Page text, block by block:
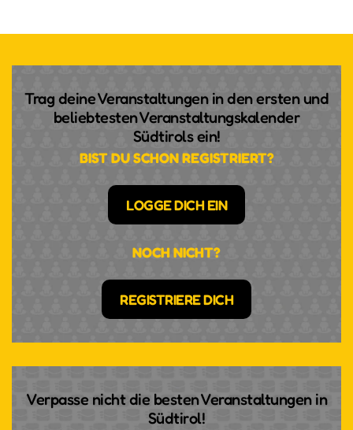
Trag deine Veranstaltungen in den ersten und
beliebtesten Veranstaltungskalender
Südtirols ein!
BIST DU SCHON REGISTRIERT?
LOGGE DICH EIN
NOCH NICHT?
REGISTRIERE DICH
Verpasse nicht die besten Veranstaltungen in
Südtirol!